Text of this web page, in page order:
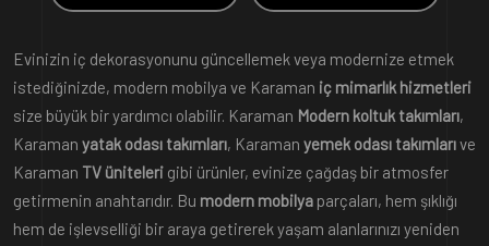
Evinizin iç dekorasyonunu güncellemek veya modernize etmek
istediğinizde, modern mobilya ve Karaman iç mimarlık hizmetleri
size büyük bir yardımcı olabilir. Karaman Modern koltuk takımları,
Karaman yatak odası takımları, Karaman yemek odası takımlarıve
Karaman TV üniteleri gibi ürünler, evinize çağdaş bir atmosfer
getirmenin anahtarıdır. Bu modern mobilya parçaları, hem şıklığı
hem de işlevselliği bir araya getirerek yaşam alanlarınızı yeniden